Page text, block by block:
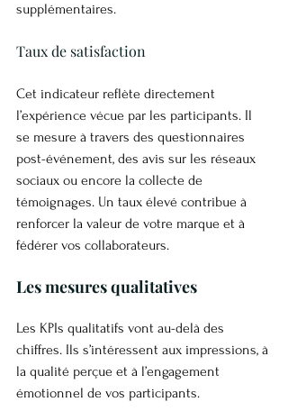
supplémentaires.
Taux de satisfaction
Cet indicateur reflète directement
l’expérience vécue par les participants. Il
se mesure à travers des questionnaires
post-événement, des avis sur les réseaux
sociaux ou encore la collecte de
témoignages. Un taux élevé contribue à
renforcer la valeur de votre marque et à
fédérer vos collaborateurs.
Les mesures qualitatives
Les KPIs qualitatifs vont au-delà des
chiffres. Ils s’intéressent aux impressions, à
la qualité perçue et à l’engagement
émotionnel de vos participants.